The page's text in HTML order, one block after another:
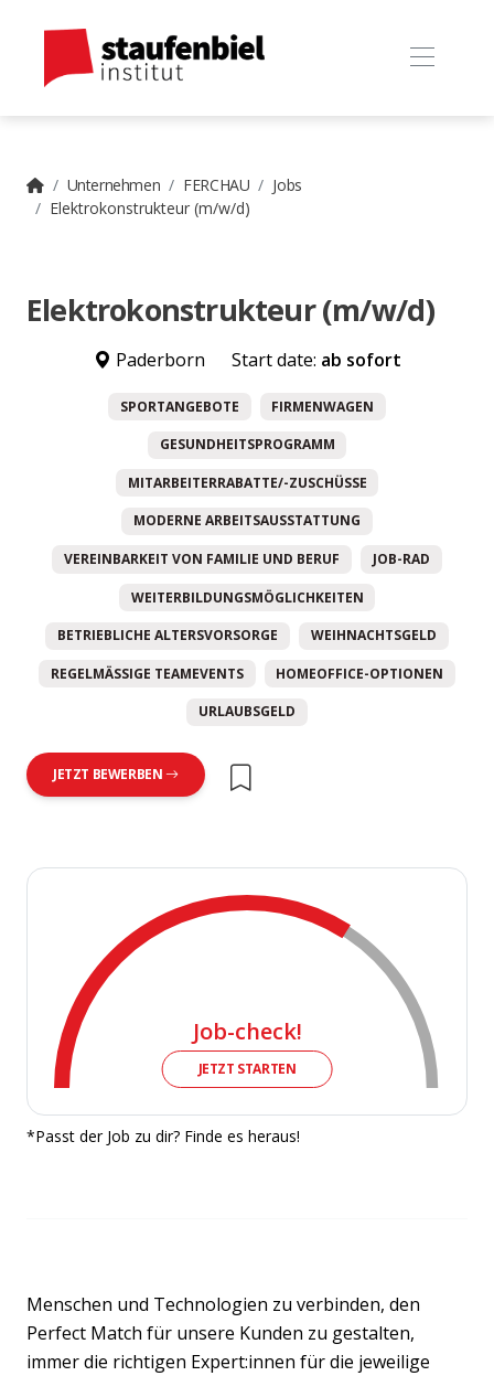
Unternehmen FERCHAU
Jobs
Elektrokonstrukteur (m/w/d)
Elektrokonstrukteur (m/w/d)
Paderborn Start date: ab sofort
SPORTANGEBOTE FIRMENWAGEN
GESUNDHEITSPROGRAMM
MITARBEITERRABATTE/-ZUSCHÜSSE
MODERNE ARBEITSAUSSTATTUNG
VEREINBARKEIT VON FAMILIE UND BERUF JOB-RAD
WEITERBILDUNGSMÖGLICHKEITEN
BETRIEBLICHE ALTERSVORSORGE WEIHNACHTSGELD
REGELMÄSSIGE TEAMEVENTS HOMEOFFICE-OPTIONEN
URLAUBSGELD
JETZT BEWERBEN
Job-check!
JETZT STARTEN
*Passt der Job zu dir? Finde es heraus!
Menschen und Technologien zu verbinden, den
Perfect Match für unsere Kunden zu gestalten,
immer die richtigen Expert:innen für die jeweilige